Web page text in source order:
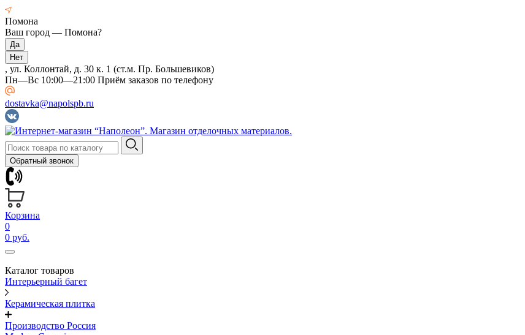
Помона
Ваш город — Помона?
, ул. Коллонтай, д. 30 к. 1 (ст.м. Пр. Большевиков)
Пн—Вс 10:00—21:00 Приём заказов по телефону
dostavka@napolspb.ru
Обратный звонок
Корзина
0
0 руб.
Каталог товаров
Интерьерный багет
Керамическая плитка
Производство Россия